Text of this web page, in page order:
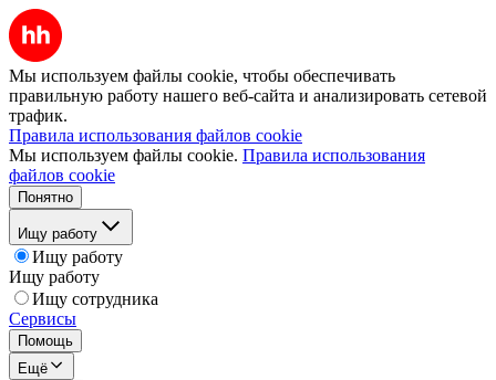
Мы используем файлы cookie, чтобы обеспечивать
правильную работу нашего веб-сайта и анализировать сетевой
трафик.
Правила использования файлов cookie
Мы используем файлы cookie. Правила использования
файлов cookie
Понятно
Ищу работу
Ищу работу
Ищу работу
Ищу сотрудника
Сервисы
Помощь
Ещё